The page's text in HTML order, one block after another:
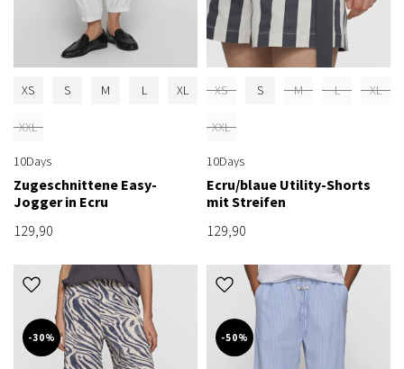
XS S M L XL
XXL
10Days
Zugeschnittene Easy-
Jogger in Ecru
129,90
XS S M L XL
XXL
10Days
Ecru/blaue Utility-Shorts
mit Streifen
129,90
-30% -50%